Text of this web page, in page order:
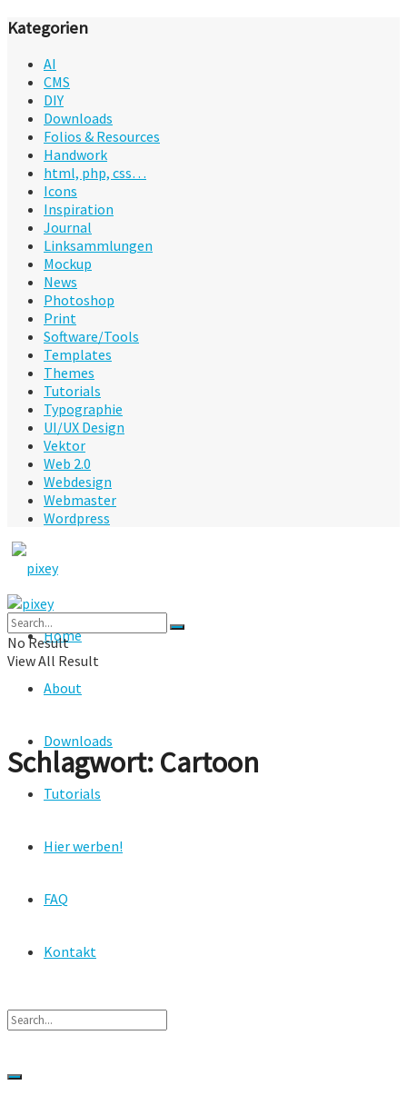
Kategorien
AI
CMS
DIY
Downloads
Folios & Resources
Handwork
html, php, css…
Icons
Inspiration
Journal
Linksammlungen
Mockup
News
Photoshop
Print
Software/Tools
Templates
Themes
Tutorials
Typographie
UI/UX Design
Vektor
Web 2.0
Webdesign
Webmaster
Wordpress
Home
About
Downloads
Tutorials
Hier werben!
FAQ
Kontakt
No Result
View All Result
Schlagwort: Cartoon